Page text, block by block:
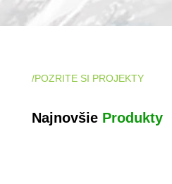
/POZRITE SI PROJEKTY
Najnovšie Produkty